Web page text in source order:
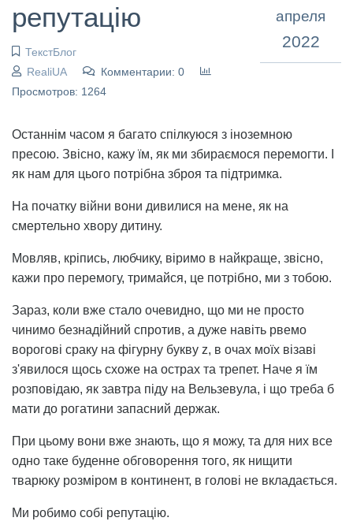
репутацію
ТекстБлог
RealiUA
Комментарии: 0
Просмотров: 1264
апреля
2022
Останнім часом я багато спілкуюся з іноземною
пресою. Звісно, кажу їм, як ми збираємося перемогти. І
як нам для цього потрібна зброя та підтримка.
На початку війни вони дивилися на мене, як на
смертельно хвору дитину.
Мовляв, кріпись, любчику, віримо в найкраще, звісно,
кажи про перемогу, тримайся, це потрібно, ми з тобою.
Зараз, коли вже стало очевидно, що ми не просто
чинимо безнадійний спротив, а дуже навіть рвемо
ворогові сраку на фігурну букву z, в очах моїх візаві
з'явилося щось схоже на острах та трепет. Наче я їм
розповідаю, як завтра піду на Вельзевула, і що треба б
мати до рогатини запасний держак.
При цьому вони вже знають, що я можу, та для них все
одно таке буденне обговорення того, як нищити
тварюку розміром в континент, в голові не вкладається.
Ми робимо собі репутацію.